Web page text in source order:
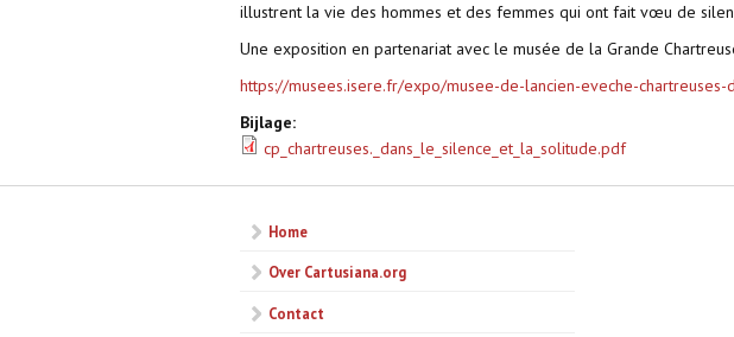
illustrent la vie des hommes et des femmes qui ont fait vœu de
Une exposition en partenariat avec le musée de la Grande
https://musees.isere.fr/expo/musee-de-lancien-eveche-chartreuses-
Bijlage:
cp_chartreuses._dans_le_silence_et_la_solitude.pdf
Home
Over Cartusiana.org
Contact